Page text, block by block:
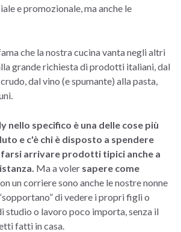
e promozionale, ma anche le
che la nostra cucina vanta negli altri
grande richiesta di prodotti italiani, dal
dal vino (e spumante) alla pasta,
nello specifico è una delle cose più
e c'è chi è disposto a spendere
arrivare prodotti tipici anche a
Ma a voler sapere come
un corriere sono anche le nostre nonne
di vedere i propri figli o
studio o lavoro poco importa, senza il
fatti in casa.